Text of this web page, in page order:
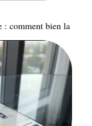
: comment bien la